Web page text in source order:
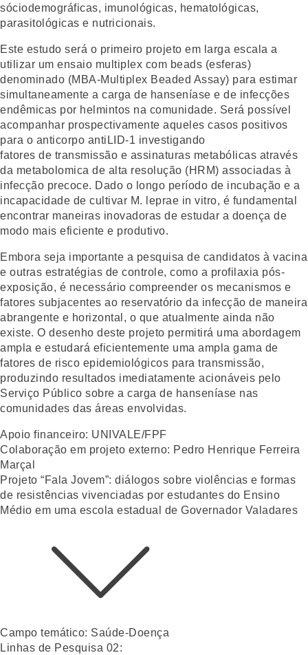
sóciodemográficas, imunológicas, hematológicas,
parasitológicas e nutricionais.
Este estudo será o primeiro projeto em larga escala a
utilizar um ensaio multiplex com beads (esferas)
denominado (MBA-Multiplex Beaded Assay) para estimar
simultaneamente a carga de hanseníase e de infecções
endêmicas por helmintos na comunidade. Será possível
acompanhar prospectivamente aqueles casos positivos
para o anticorpo antiLID-1 investigando
fatores de transmissão e assinaturas metabólicas através
da metabolomica de alta resolução (HRM) associadas à
infecção precoce. Dado o longo período de incubação e a
incapacidade de cultivar M. leprae in vitro, é fundamental
encontrar maneiras inovadoras de estudar a doença de
modo mais eficiente e produtivo.
Embora seja importante a pesquisa de candidatos à vacina
e outras estratégias de controle, como a profilaxia pós-
exposição, é necessário compreender os mecanismos e
fatores subjacentes ao reservatório da infecção de maneira
abrangente e horizontal, o que atualmente ainda não
existe. O desenho deste projeto permitirá uma abordagem
ampla e estudará eficientemente uma ampla gama de
fatores de risco epidemiológicos para transmissão,
produzindo resultados imediatamente acionáveis pelo
Serviço Público sobre a carga de hanseníase nas
comunidades das áreas envolvidas.
Apoio financeiro: UNIVALE/FPF
Colaboração em projeto externo: Pedro Henrique Ferreira
Marçal
Projeto “Fala Jovem”: diálogos sobre violências e formas
de resistências vivenciadas por estudantes do Ensino
Médio em uma escola estadual de Governador Valadares
Campo temático: Saúde-Doença
Linhas de Pesquisa 02: